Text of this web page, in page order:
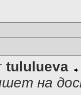
tululueva
на